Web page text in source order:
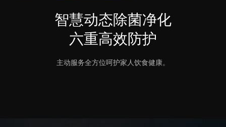
智慧动态除菌净化
六重高效防护
主动服务全方位呵护家人饮食健康。